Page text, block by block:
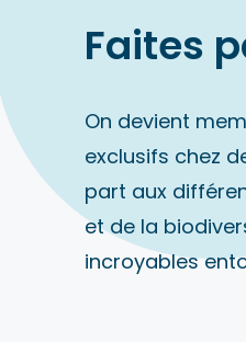
Faites
On devient
exclusifs chez
part aux
et de la
incroyables